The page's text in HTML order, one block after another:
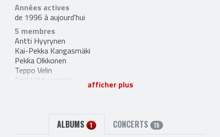
Années actives
de 1996 à aujourd'hui
5 membres
Antti Hyyrynen
Kai-Pekka Kangasmäki
Pekka Olkkonen
Teppo Velin
Emil Lähteenmäki
afficher plus
ALBUMS 1 CONCERTS 15